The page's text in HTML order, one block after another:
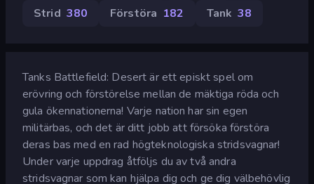
Strid 380 Förstöra 182 Tank 38
Tanks Battlefield: Desert är ett episkt spel om
erövring och förstörelse mellan de mäktiga röda och
gula ökennationerna! Varje nation har sin egen
militärbas, och det är ditt jobb att försöka förstöra
deras bas med en rad högteknologiska stridsvagnar!
Under varje uppdrag åtföljs du av två andra
stridsvagnar som kan hjälpa dig och ge dig välbehövlig